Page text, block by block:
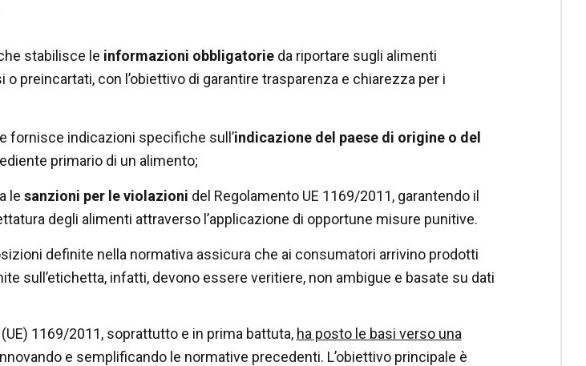
stabilisce le informazioni obbligatorieda riportare sugli alimenti
preincartati, con l’obiettivo di garantire trasparenza e chiarezza per i
fornisce indicazioni specifiche sull’indicazione del paese di origine o del
primario di un alimento;
le sanzioni per le violazioni del Regolamento UE 1169/2011, garantendo il
degli alimenti attraverso l’applicazione di opportune misure punitive.
definite nella normativa assicura che ai consumatori arrivino prodotti
sull’etichetta, infatti, devono essere veritiere, non ambigue e basate su dati
1169/2011, soprattutto e in prima battuta, ha posto le basi verso una
e semplificando le normative precedenti. L’obiettivo principale è